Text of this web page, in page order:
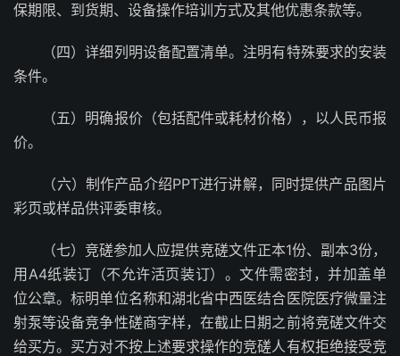
保期限、到货期、设备操作培训方式及其他优惠条款等。
（四）详细列明设备配置清单。注明有特殊要求的安装
条件。
（五）明确报价（包括配件或耗材价格），以人民币报
价。
（六）制作产品介绍PPT进行讲解，同时提供产品图片
彩页或样品供评委审核。
（七）竞磋参加人应提供竞磋文件正本1份、副本3份，
用A4纸装订（不允许活页装订）。文件需密封，并加盖单
位公章。标明单位名称和湖北省中西医结合医院医疗微量注
射泵等设备竞争性磋商字样，在截止日期之前将竞磋文件交
给买方。买方对不按上述要求操作的竞磋人有权拒绝接受竞